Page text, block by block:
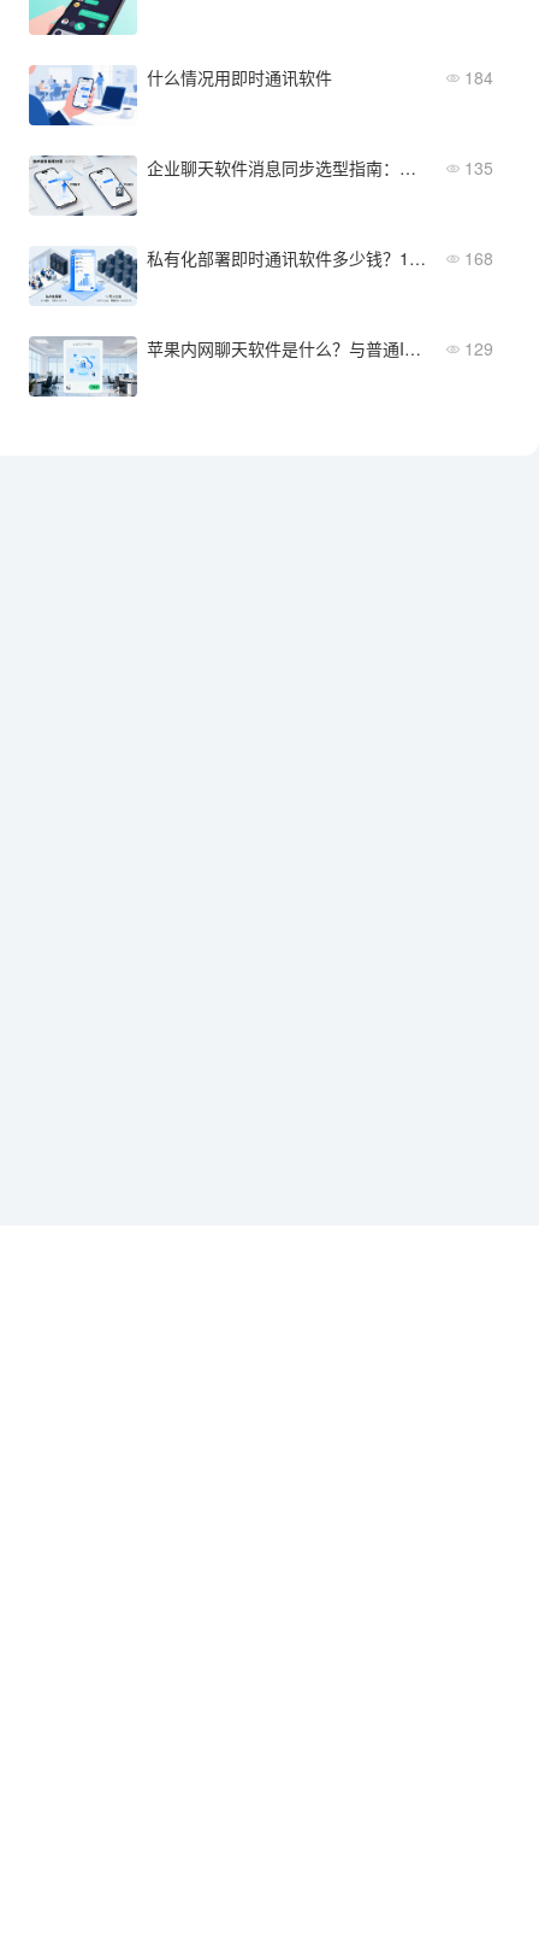
什么情况用即时通讯软件 184
企业聊天软件消息同步选型指南：云端存储、本地备份 135
私有化部署即时通讯软件多少钱？10人-10万人企业预算参考 168
苹果内网聊天软件是什么？与普通IM的区别一文讲清 129